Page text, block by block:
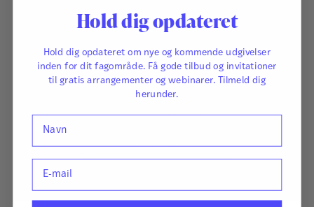
Hold dig opdateret
Hold dig opdateret om nye og kommende udgivelser
inden for dit fagområde. Få gode tilbud og invitationer
til gratis arrangementer og webinarer. Tilmeld dig
herunder.